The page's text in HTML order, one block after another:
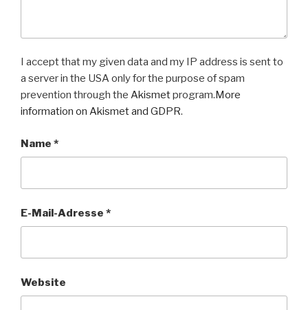
I accept that my given data and my IP address is sent to
a server in the USA only for the purpose of spam
prevention through the Akismetprogram.More
information on Akismet and GDPR.
Name *
E-Mail-Adresse *
Website